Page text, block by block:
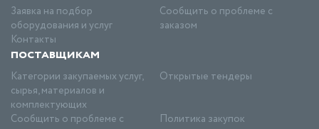
Заявка на подбор
оборудования и услуг
Сообщить о проблеме с
заказом
Контакты
поставщикам
Категории закупаемых услуг,
сырья, материалов и
комплектующих
Открытые тендеры
Сообщить о проблеме с
Политика закупок